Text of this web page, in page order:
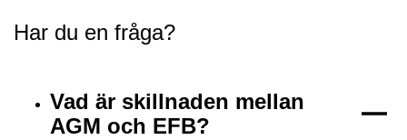
Har du en fråga?
Vad är skillnaden mellan
AGM och EFB?